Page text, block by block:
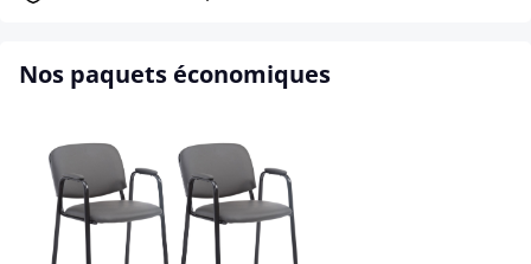
Nos paquets économiques